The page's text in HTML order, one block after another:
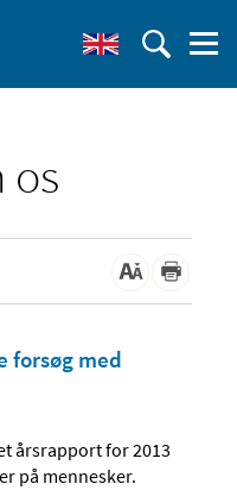
os
forsøg med
årsrapport for 2013
på mennesker.